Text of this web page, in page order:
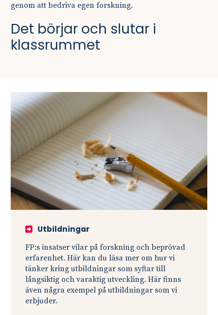
genom att bedriva egen forskning.
Det börjar och slutar i
klassrummet
Utbildningar
FP:s insatser vilar på forskning och beprövad
erfarenhet. Här kan du läsa mer om hur vi
tänker kring utbildningar som syftar till
långsiktig och varaktig utveckling. Här finns
även några exempel på utbildningar som vi
erbjuder.